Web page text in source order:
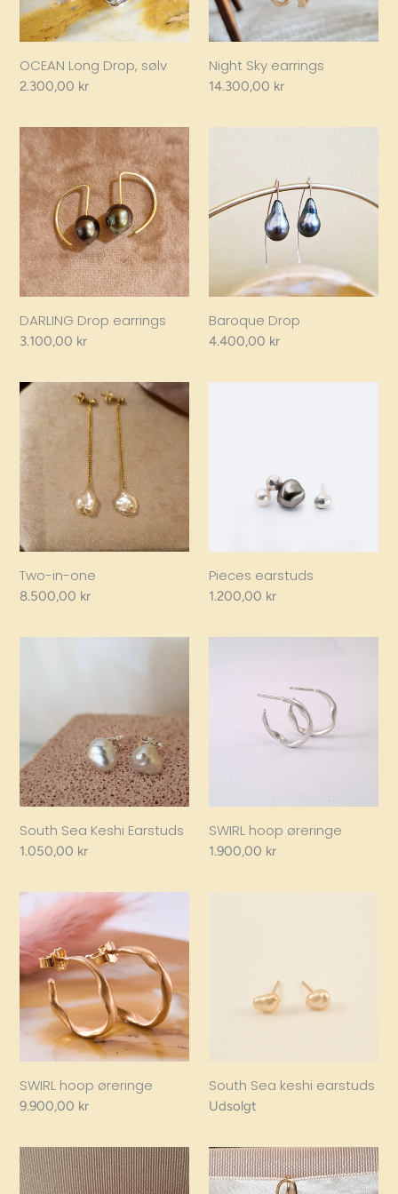
OCEAN Long Drop, sølv
Regular
2.300,00 kr
Night Sky earrings
Regular
14.300,00 kr
DARLING
Drop
earrings
DARLING Drop earrings
Regular
3.100,00 kr
Baroque Drop
Regular
4.400,00 kr
Two-
Two-in-one
Regular
8.500,00 kr
Pieces earstuds
Regular
1.200,00 kr
South Sea Keshi Earstuds
Regular
1.050,00 kr
SWIRL hoop øreringe
Regular
1.900,00 kr
SWIRL
hoop
øreringe
SWIRL hoop øreringe
Regular
9.900,00 kr
South Sea keshi earstuds
Regular
Udsolgt
Fairytale
earring,
Fairytale
earring,